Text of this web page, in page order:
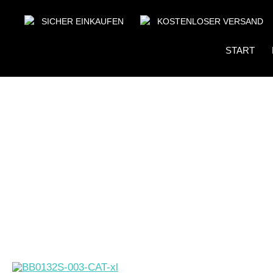
SICHER EINKAUFEN KOSTENLOSER VERSAND
START